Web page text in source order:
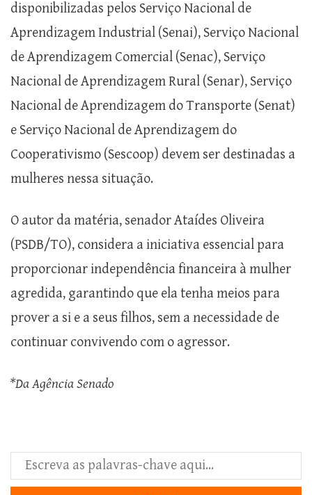
disponibilizadas pelos Serviço Nacional de
Aprendizagem Industrial (Senai), Serviço Nacional
de Aprendizagem Comercial (Senac), Serviço
Nacional de Aprendizagem Rural (Senar), Serviço
Nacional de Aprendizagem do Transporte (Senat)
e Serviço Nacional de Aprendizagem do
Cooperativismo (Sescoop) devem ser destinadas a
mulheres nessa situação.
O autor da matéria, senador Ataídes Oliveira
(PSDB/TO), considera a iniciativa essencial para
proporcionar independência financeira à mulher
agredida, garantindo que ela tenha meios para
prover a si e a seus filhos, sem a necessidade de
continuar convivendo com o agressor.
*Da Agência Senado